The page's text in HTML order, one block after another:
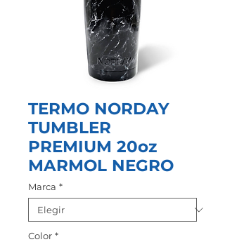
TERMO NORDAY
TUMBLER
PREMIUM 20oz
MARMOL NEGRO
Marca *
Color *